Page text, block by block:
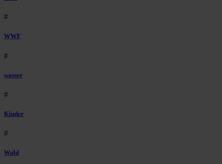
#
WWF
#
wasser
#
Kinder
#
Wald